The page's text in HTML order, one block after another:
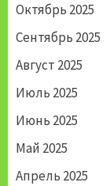
Октябрь 2025
Сентябрь 2025
Август 2025
Июль 2025
Июнь 2025
Май 2025
Апрель 2025